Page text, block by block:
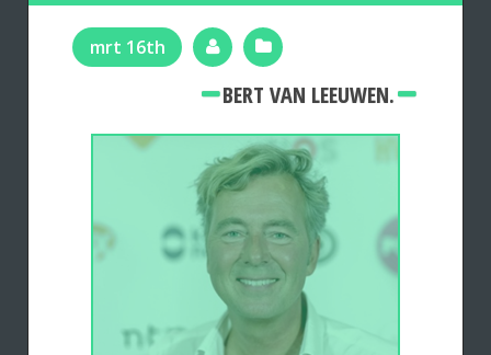
mrt 16th
BERT VAN LEEUWEN.